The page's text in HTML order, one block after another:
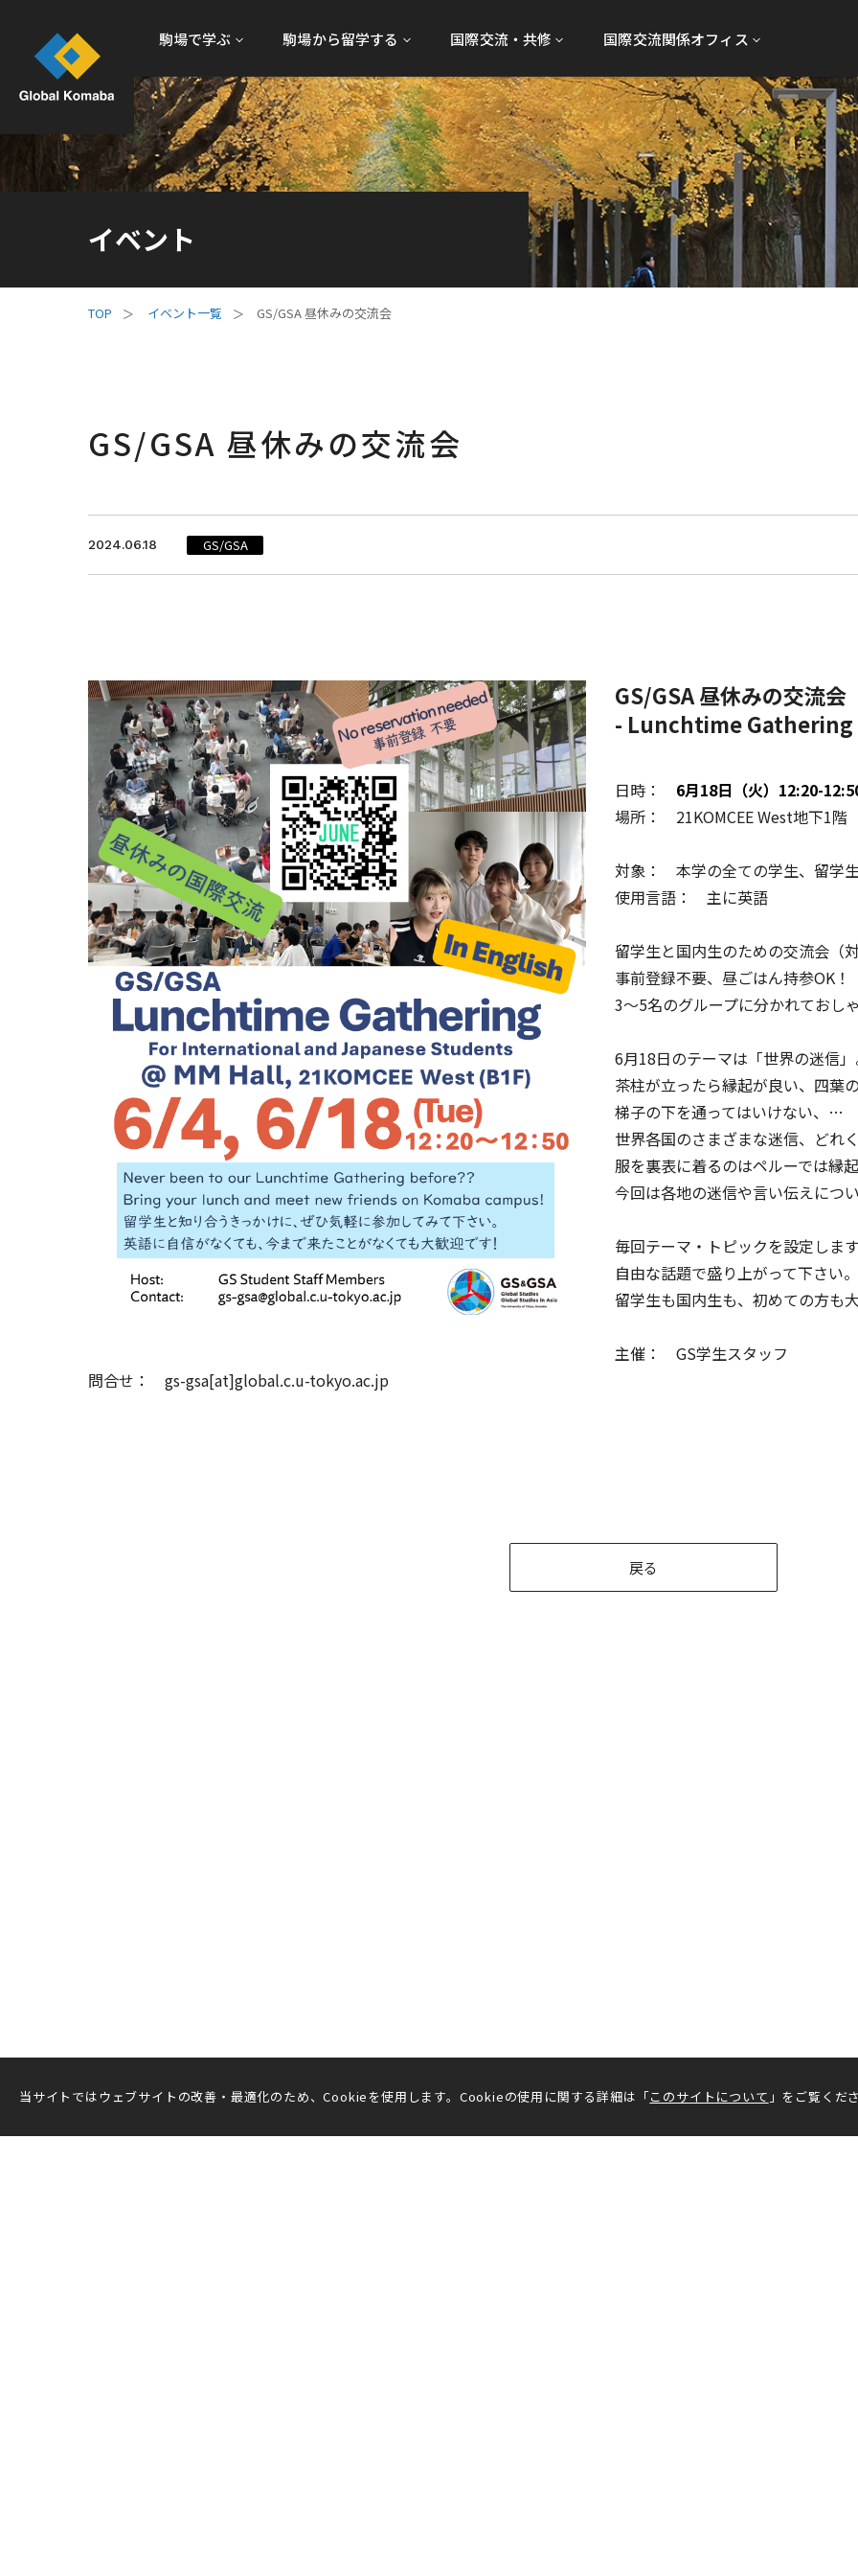
駒場で学ぶ 駒場から留学する 国際交流・共修 国際交流関係オフィス
イベント
イベント一覧 GS/GSA 昼休みの交流会
GS/GSA 昼休みの交流会
2024.06.18 GS/GSA
GS/GSA 昼休みの交流会
- Lunchtime Gathering
日時： 6月18日（火）12:20-
場所： 21KOMCEE West地下1階
対象： 本学の全ての学生、留学
使用言語： 主に英語
留学生と国内生のための交流会（対
事前登録不要、昼ごはん持参OK！
3～5名のグループに分かれておし
6月18日のテーマは「世界の迷信」
茶柱が立ったら縁起が良い、四葉
梯子の下を通ってはいけない、…
世界各国のさまざまな迷信、どれ
服を裏表に着るのはペルーでは縁
今回は各地の迷信や言い伝えにつ
毎回テーマ・トピックを設定しま
自由な話題で盛り上がって下さい。
留学生も国内生も、初めての方も
主催： GS学生スタッフ
問合せ： gs-gsa[at]global.c.u-tokyo.ac.jp
戻る
当サイトではウェブサイトの改善・最適化のため、Cookieを使用します。Cookieの使用に関する詳細は「このサイトについて 」をご覧くだ